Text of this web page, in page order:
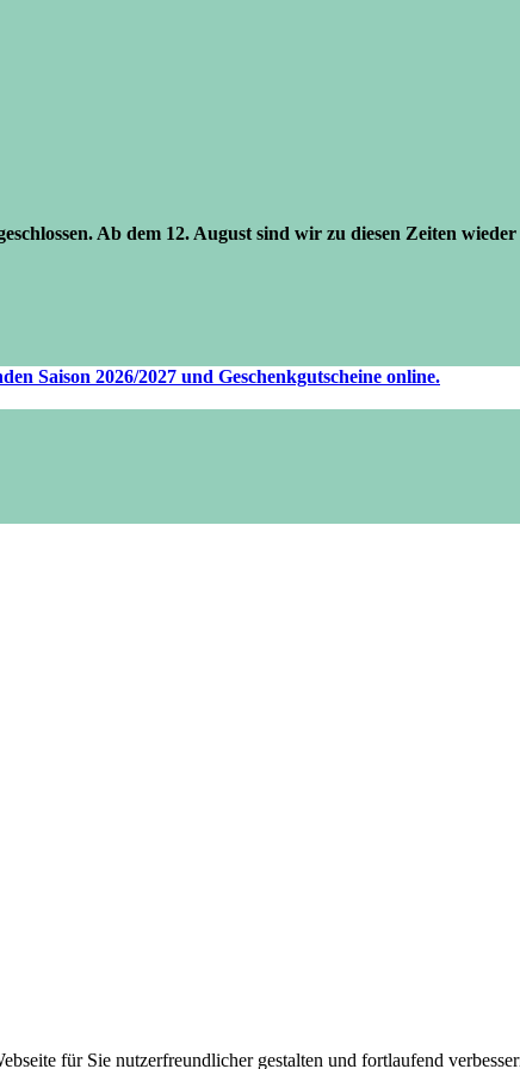
Ab dem 12. August sind wir zu diesen Zeiten
Saison 2026/2027 und Geschenkgutscheine online.
für Sie nutzerfreundlicher gestalten und fortlaufend